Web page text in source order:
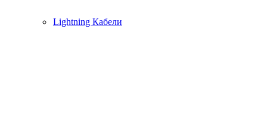
Lightning Кабели